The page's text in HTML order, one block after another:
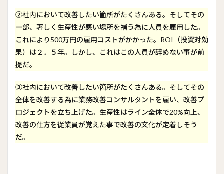
②社内において改善したい箇所がたくさんある。そしてその
一部、著しく生産性が悪い場所を補う為に人員を雇用した。
これにより500万円の雇用コストがかかった。ROI（投資対効
果）は２．５年。しかし、これはこの人員が辞めない事が前
提だ。
③社内において改善したい箇所がたくさんある。そしてその
全体を改善する為に業務改善コンサルタントを雇い、改善プ
ロジェクトを立ち上げた。生産性はライン全体で20%向上、
改善の仕方を従業員が覚えた事で改善の文化が定着しそう
だ。